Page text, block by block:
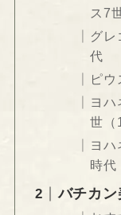
ス7
グ
代
ピ
ヨ
世（
ヨ
時代
バチカ